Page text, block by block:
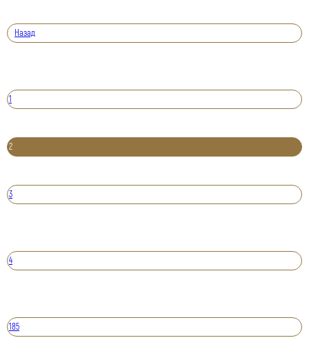
Назад
1
2
3
4
185